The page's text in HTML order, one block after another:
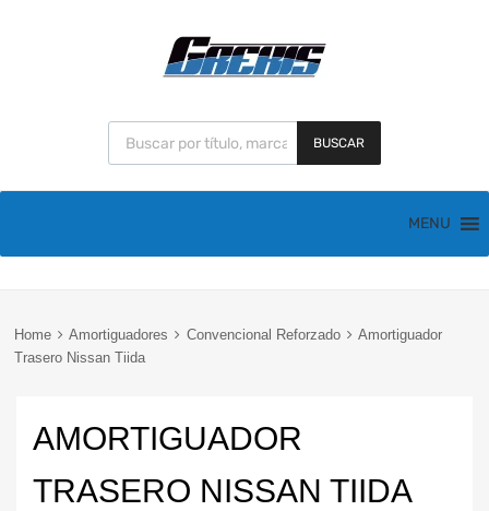
BUSCAR
MENU
Home Amortiguadores Convencional Reforzado
Amortiguador
Trasero Nissan Tiida
AMORTIGUADOR
TRASERO NISSAN TIIDA